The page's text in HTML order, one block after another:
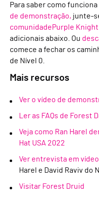
Para saber como
de demonstração, junte-
comunidadePurple Knight
adicionais abaixo. Ou
comece a fechar os
de Nível 0.
Mais recursos
Ver o vídeo de
Ler as FAQs de Forest
Veja como Ran Harel
Hat USA 2022
Ver entrevista em
Harel e David Raviv do
Visitar Forest Druid